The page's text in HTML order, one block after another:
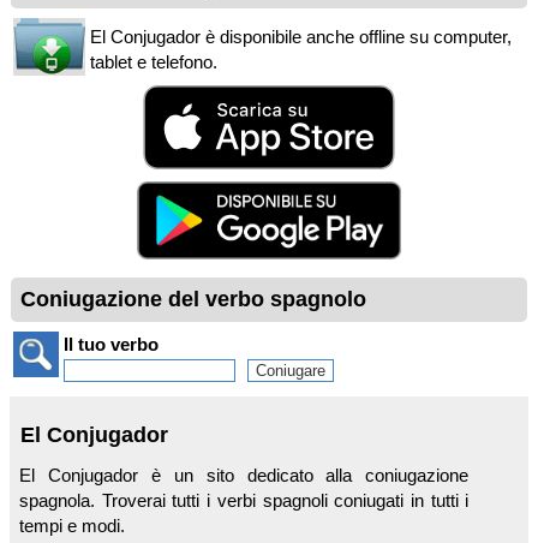
El Conjugador è disponibile anche offline su computer,
tablet e telefono.
Coniugazione del verbo spagnolo
Il tuo verbo
El Conjugador
El Conjugador è un sito dedicato alla coniugazione
spagnola. Troverai tutti i verbi spagnoli coniugati in tutti i
tempi e modi.